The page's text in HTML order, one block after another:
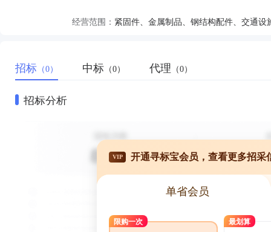
经营范围：
招标 （0） 中标 （0） 代理 （0）
招标分析
VIP 开通寻标宝会员，查看更多招采
单省会员
限购一次 最划算